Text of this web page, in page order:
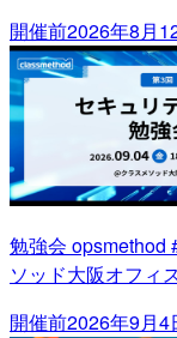
開催前2026年8月
勉強会 opsmethod
ソッド大阪オフィ
開催前2026年9月4